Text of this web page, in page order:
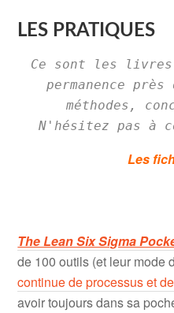
LES PRATIQUES
Ce sont les
permanence
méthodes,
N'hésitez pas à
Les
The Lean Six Sigma
de 100 outils (et leur mode
continue de processus et
avoir toujours dans sa